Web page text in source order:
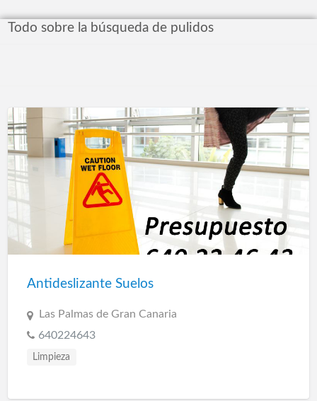
Todo sobre la búsqueda de pulidos
Antideslizante Suelos
Las Palmas de Gran Canaria
640224643
Limpieza